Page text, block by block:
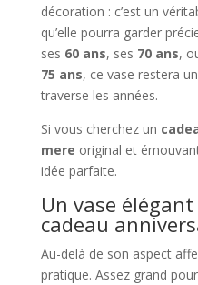
décoration : c’est un
qu’elle pourra garder
ses 60 ans, ses 70 ans,
75 ans, ce vase restera
traverse les années.
Si vous cherchez un
mere original et
idée parfaite.
Un vase
cadeau
Au-delà de son aspect
pratique. Assez grand